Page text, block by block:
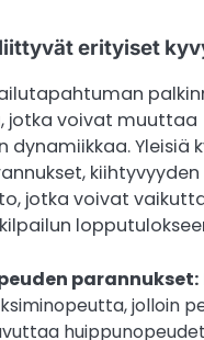
erityiset
jotka voivat muuttaa
dynamiikkaa. Yleisiä
jotka voivat
parannukset:
jolloin